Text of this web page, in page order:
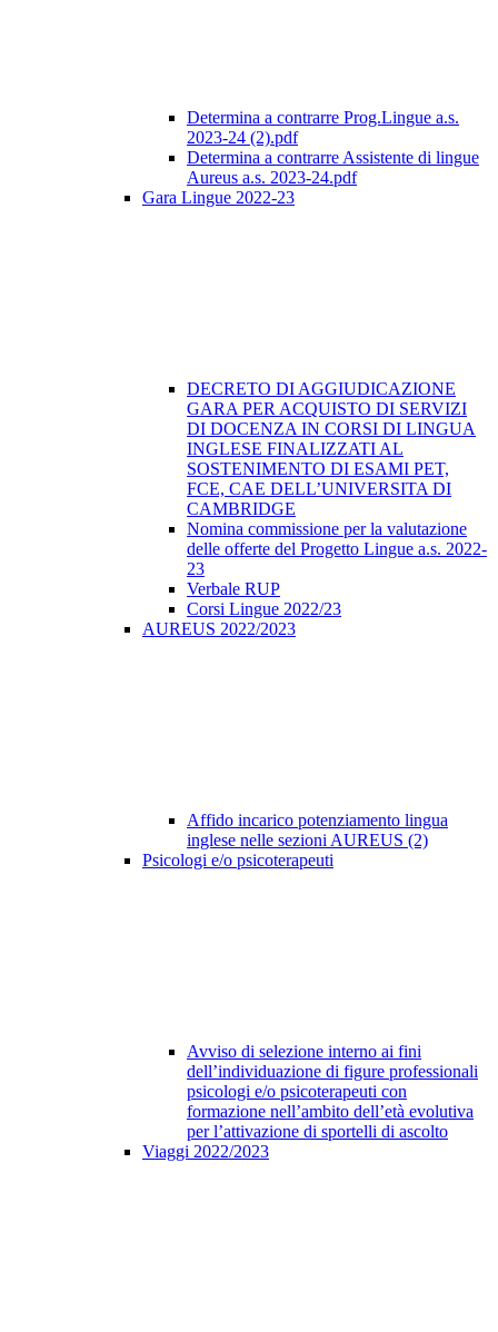
Determina a contrarre Prog.Lingue a.s.
2023-24 (2).pdf
Determina a contrarre Assistente di lingue
Aureus a.s. 2023-24.pdf
Gara Lingue 2022-23
DECRETO DI AGGIUDICAZIONE
GARA PER ACQUISTO DI SERVIZI
DI DOCENZA IN CORSI DI LINGUA
INGLESE FINALIZZATI AL
SOSTENIMENTO DI ESAMI PET,
FCE, CAE DELL’UNIVERSITA DI
CAMBRIDGE
Nomina commissione per la valutazione
delle offerte del Progetto Lingue a.s. 2022-
23
Verbale RUP
Corsi Lingue 2022/23
AUREUS 2022/2023
Affido incarico potenziamento lingua
inglese nelle sezioni AUREUS (2)
Psicologi e/o psicoterapeuti
Avviso di selezione interno ai fini
dell’individuazione di figure professionali
psicologi e/o psicoterapeuti con
formazione nell’ambito dell’età evolutiva
per l’attivazione di sportelli di ascolto
Viaggi 2022/2023